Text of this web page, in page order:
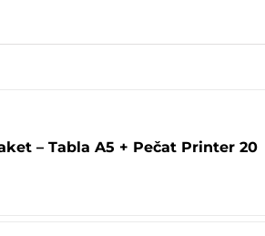
– Tabla A5 + Pečat Printer 20